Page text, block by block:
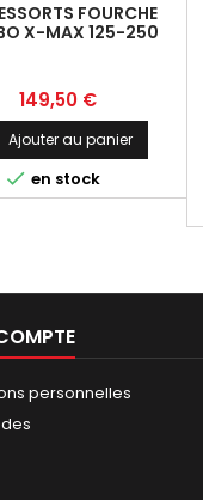
FOURCHE
X-MAX 125-250
Prix
149,50 €
Ajouter au panier
 en stock
personnelles